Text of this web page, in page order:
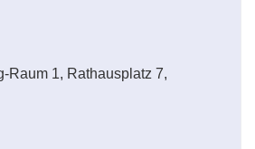
Raum 1, Rathausplatz 7,